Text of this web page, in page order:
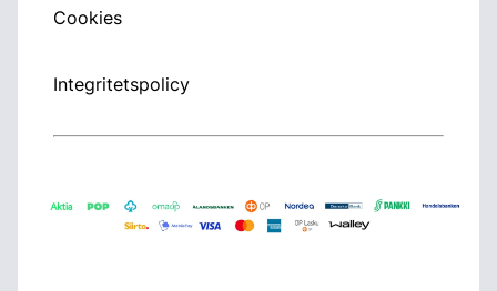
Cookies
Integritetspolicy